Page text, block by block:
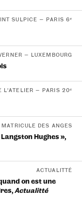
SULPICE — PARIS 6ᵉ
— LUXEMBOURG
L’ATELIER — PARIS 20ᵉ
Hughes »,
MATRICULE DES ANGES
on est une
Actualitté
ACTUALITTÉ